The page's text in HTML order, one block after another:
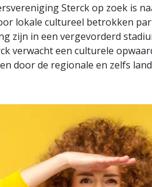
Sterck op zoek is
lokale cultureel betrokken
zijn in een vergevorderd
verwacht een culturele
door de regionale en zelfs